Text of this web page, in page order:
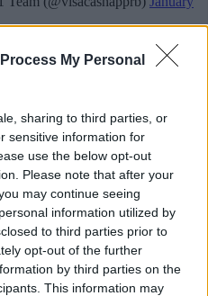
My Personal
sharing to third parties, or
sensitive information for
use the below opt-out
Please note that after your
may continue seeing
information utilized by
to third parties prior to
opt-out of the further
by third parties on the
This information may
tifosi θα έχουν τα βλέμματα
μονοθέσιο που θα οδηγούν
Leclerc είναι ακόμα